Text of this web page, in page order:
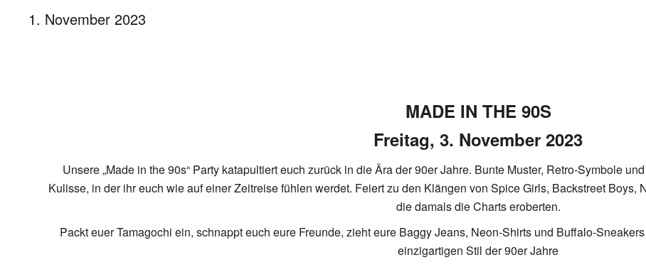
1. November 2023
MADE IN THE 90S
Freitag, 3. November 2023
Unsere „Made in the 90s“ Party katapultiert euch zurück in die Ära der 90er Jahre. Bunte Muster, Retro-Symbole
Kulisse, in der ihr euch wie auf einer Zeitreise fühlen werdet. Feiert zu den Klängen von Spice Girls, Backstreet Boys,
die damals die Charts eroberten.
Packt euer Tamagochi ein, schnappt euch eure Freunde, zieht eure Baggy Jeans, Neon-Shirts und Buffalo-
einzigartigen Stil der 90er Jahre